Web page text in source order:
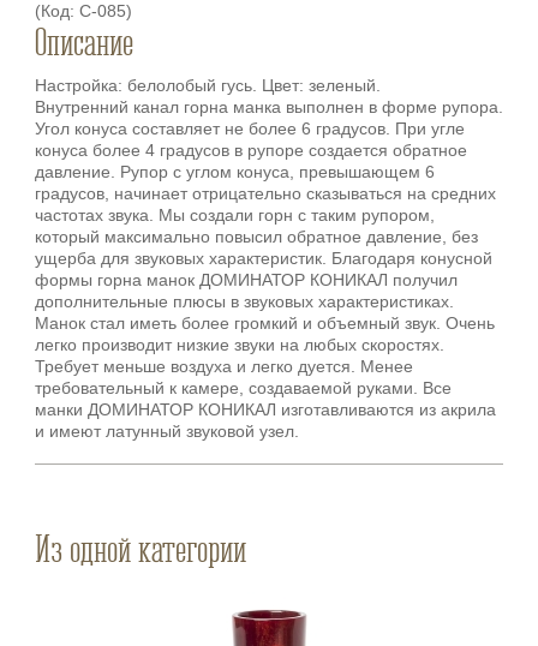
(Код: С-085)
Описание
Настройка: белолобый гусь. Цвет: зеленый.
Внутренний канал горна манка выполнен в форме рупора.
Угол конуса составляет не более 6 градусов. При угле
конуса более 4 градусов в рупоре создается обратное
давление. Рупор с углом конуса, превышающем 6
градусов, начинает отрицательно сказываться на средних
частотах звука. Мы создали горн с таким рупором,
который максимально повысил обратное давление, без
ущерба для звуковых характеристик. Благодаря конусной
формы горна манок ДОМИНАТОР КОНИКАЛ получил
дополнительные плюсы в звуковых характеристиках.
Манок стал иметь более громкий и объемный звук. Очень
легко производит низкие звуки на любых скоростях.
Требует меньше воздуха и легко дуется. Менее
требовательный к камере, создаваемой руками. Все
манки ДОМИНАТОР КОНИКАЛ изготавливаются из акрила
и имеют латунный звуковой узел.
Из одной категории